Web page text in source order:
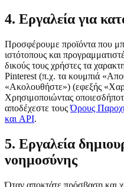
4. Εργαλεία για
Προσφέρουμε προϊόντα που
ιστότοπους και
δικούς τους χρήστες τα
Pinterest (π.χ. τα κουμπιά
«Ακολουθήστε») (εφεξής
Χρησιμοποιώντας
αποδέχεστε τουςΌρους
και API.
5. Εργαλεία
νοημοσύνης